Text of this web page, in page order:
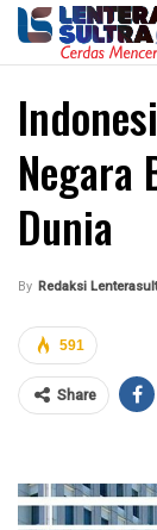
Negara
Dunia
By Redaksi
591
Share